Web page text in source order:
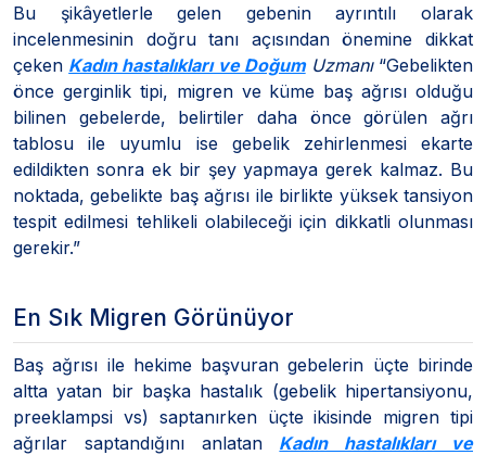
Bu şikâyetlerle gelen gebenin ayrıntılı olarak
incelenmesinin doğru tanı açısından önemine dikkat
çeken Kadın hastalıkları ve DoğumUzmanı “Gebelikten
önce gerginlik tipi, migren ve küme baş ağrısı olduğu
bilinen gebelerde, belirtiler daha önce görülen ağrı
tablosu ile uyumlu ise gebelik zehirlenmesi ekarte
edildikten sonra ek bir şey yapmaya gerek kalmaz. Bu
noktada, gebelikte baş ağrısı ile birlikte yüksek tansiyon
tespit edilmesi tehlikeli olabileceği için dikkatli olunması
gerekir.”
En Sık Migren Görünüyor
Baş ağrısı ile hekime başvuran gebelerin üçte birinde
altta yatan bir başka hastalık (gebelik hipertansiyonu,
preeklampsi vs) saptanırken üçte ikisinde migren tipi
ağrılar saptandığını anlatan Kadın hastalıkları ve